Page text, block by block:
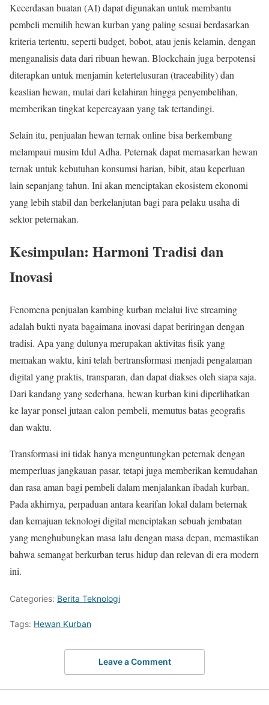
Kecerdasan buatan (AI) dapat digunakan untuk membantu
pembeli memilih hewan kurban yang paling sesuai berdasarkan
kriteria tertentu, seperti budget, bobot, atau jenis kelamin, dengan
menganalisis data dari ribuan hewan. Blockchain juga berpotensi
diterapkan untuk menjamin ketertelusuran (traceability) dan
keaslian hewan, mulai dari kelahiran hingga penyembelihan,
memberikan tingkat kepercayaan yang tak tertandingi.
Selain itu, penjualan hewan ternak online bisa berkembang
melampaui musim Idul Adha. Peternak dapat memasarkan hewan
ternak untuk kebutuhan konsumsi harian, bibit, atau keperluan
lain sepanjang tahun. Ini akan menciptakan ekosistem ekonomi
yang lebih stabil dan berkelanjutan bagi para pelaku usaha di
sektor peternakan.
Kesimpulan: Harmoni Tradisi dan
Inovasi
Fenomena penjualan kambing kurban melalui live streaming
adalah bukti nyata bagaimana inovasi dapat beriringan dengan
tradisi. Apa yang dulunya merupakan aktivitas fisik yang
memakan waktu, kini telah bertransformasi menjadi pengalaman
digital yang praktis, transparan, dan dapat diakses oleh siapa saja.
Dari kandang yang sederhana, hewan kurban kini diperlihatkan
ke layar ponsel jutaan calon pembeli, memutus batas geografis
dan waktu.
Transformasi ini tidak hanya menguntungkan peternak dengan
memperluas jangkauan pasar, tetapi juga memberikan kemudahan
dan rasa aman bagi pembeli dalam menjalankan ibadah kurban.
Pada akhirnya, perpaduan antara kearifan lokal dalam beternak
dan kemajuan teknologi digital menciptakan sebuah jembatan
yang menghubungkan masa lalu dengan masa depan, memastikan
bahwa semangat berkurban terus hidup dan relevan di era modern
ini.
Categories: Berita Teknologi
Tags: Hewan Kurban
Leave a Comment